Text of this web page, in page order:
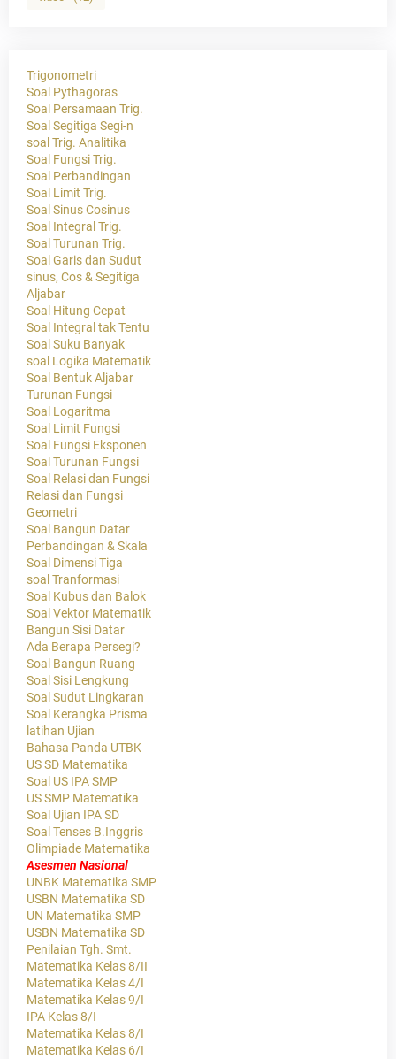
Trigonometri
Soal Pythagoras
Soal Persamaan Trig.
Soal Segitiga Segi-n
soal Trig. Analitika
Soal Fungsi Trig.
Soal Perbandingan
Soal Limit Trig.
Soal Sinus Cosinus
Soal Integral Trig.
Soal Turunan Trig.
Soal Garis dan Sudut
sinus, Cos & Segitiga
Aljabar
Soal Hitung Cepat
Soal Integral tak Tentu
Soal Suku Banyak
soal Logika Matematik
Soal Bentuk Aljabar
Turunan Fungsi
Soal Logaritma
Soal Limit Fungsi
Soal Fungsi Eksponen
Soal Turunan Fungsi
Soal Relasi dan Fungsi
Relasi dan Fungsi
Geometri
Soal Bangun Datar
Perbandingan & Skala
Soal Dimensi Tiga
soal Tranformasi
Soal Kubus dan Balok
Soal Vektor Matematik
Bangun Sisi Datar
Ada Berapa Persegi?
Soal Bangun Ruang
Soal Sisi Lengkung
Soal Sudut Lingkaran
Soal Kerangka Prisma
latihan Ujian
Bahasa Panda UTBK
US SD Matematika
Soal US IPA SMP
US SMP Matematika
Soal Ujian IPA SD
Soal Tenses B.Inggris
Olimpiade Matematika
Asesmen Nasional
UNBK Matematika SMP
USBN Matematika SD
UN Matematika SMP
USBN Matematika SD
Penilaian Tgh. Smt.
Matematika Kelas 8/II
Matematika Kelas 4/I
Matematika Kelas 9/I
IPA Kelas 8/I
Matematika Kelas 8/I
Matematika Kelas 6/I